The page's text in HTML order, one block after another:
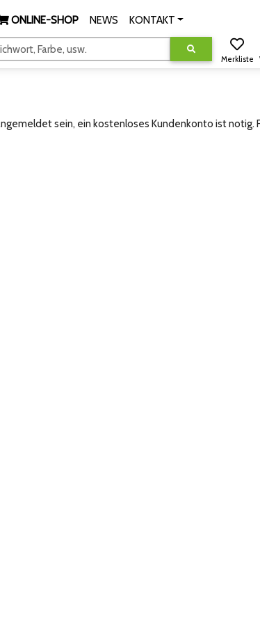
ONLINE-SHOP NEWS KONTAKT
Farbe, usw.
Merkliste
sein, ein kostenloses Kundenkonto ist notig.